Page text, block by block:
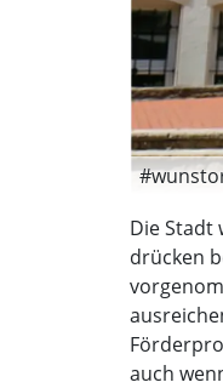
Die Stadt
drücken
auch